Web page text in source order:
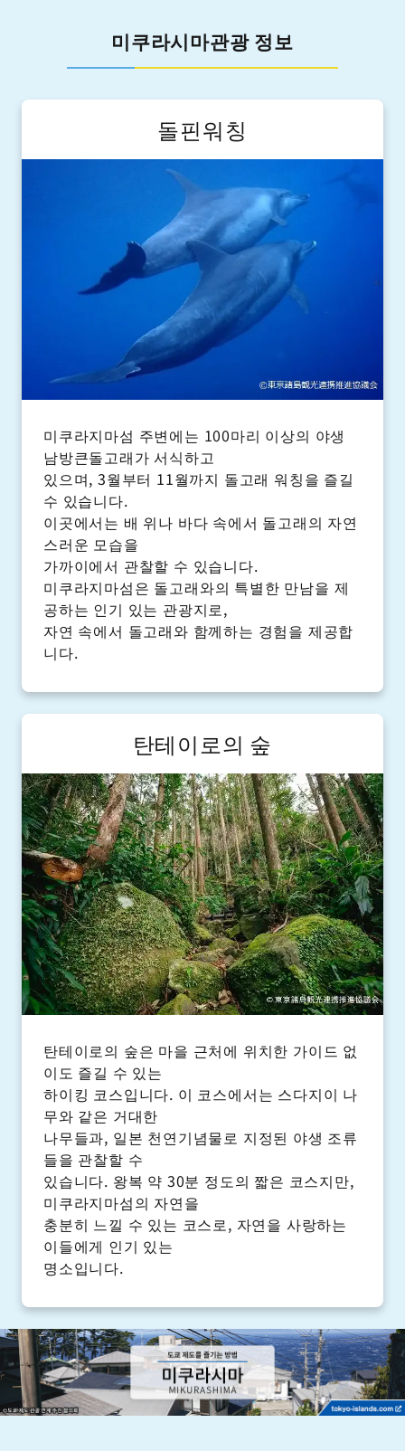
미쿠라시마관광 정보
돌핀워칭
미쿠라지마섬 주변에는 100마리 이상의 야생
남방큰돌고래가 서식하고
있으며, 3월부터 11월까지 돌고래 워칭을 즐길
수 있습니다.
이곳에서는 배 위나 바다 속에서 돌고래의 자연
스러운 모습을
가까이에서 관찰할 수 있습니다.
미쿠라지마섬은 돌고래와의 특별한 만남을 제
공하는 인기 있는 관광지로,
자연 속에서 돌고래와 함께하는 경험을 제공합
니다.
탄테이로의 숲
탄테이로의 숲은 마을 근처에 위치한 가이드 없
이도 즐길 수 있는
하이킹 코스입니다. 이 코스에서는 스다지이 나
무와 같은 거대한
나무들과, 일본 천연기념물로 지정된 야생 조류
들을 관찰할 수
있습니다. 왕복 약 30분 정도의 짧은 코스지만,
미쿠라지마섬의 자연을
충분히 느낄 수 있는 코스로, 자연을 사랑하는
이들에게 인기 있는
명소입니다.